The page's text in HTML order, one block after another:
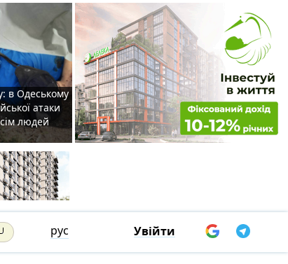
в Одеському
атаки
людей
рус Увійти